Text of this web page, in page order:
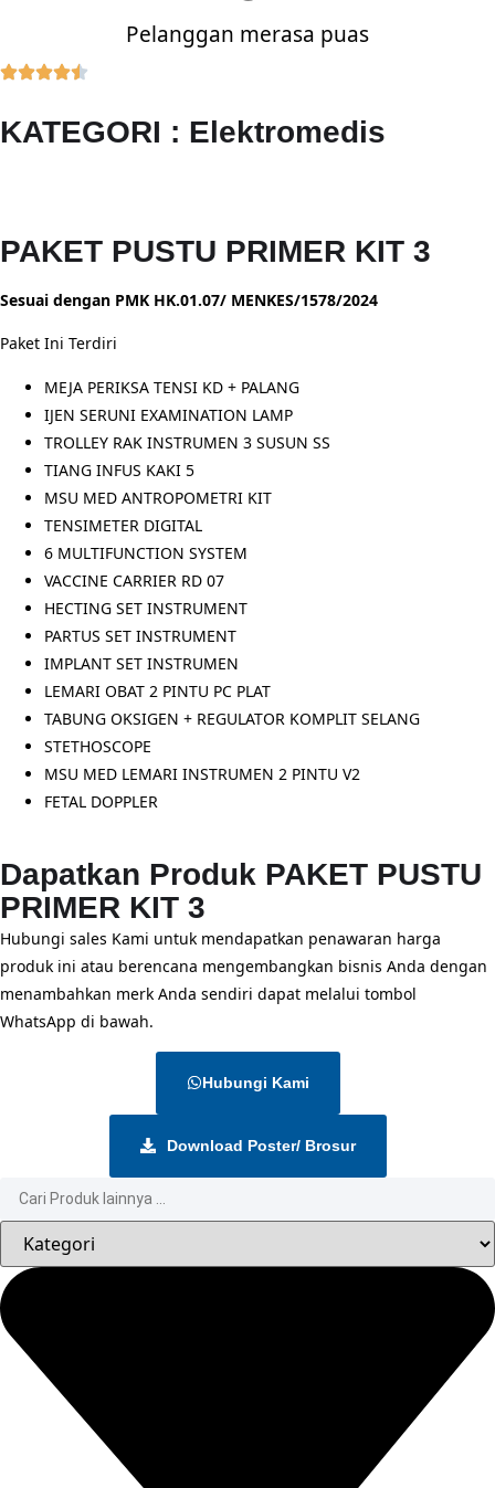
Pelanggan merasa puas
KATEGORI : Elektromedis
PAKET PUSTU PRIMER KIT 3
Sesuai dengan PMK HK.01.07/ MENKES/1578/2024
Paket Ini Terdiri
MEJA PERIKSA TENSI KD + PALANG
IJEN SERUNI EXAMINATION LAMP
TROLLEY RAK INSTRUMEN 3 SUSUN SS
TIANG INFUS KAKI 5
MSU MED ANTROPOMETRI KIT
TENSIMETER DIGITAL
6 MULTIFUNCTION SYSTEM
VACCINE CARRIER RD 07
HECTING SET INSTRUMENT
PARTUS SET INSTRUMENT
IMPLANT SET INSTRUMEN
LEMARI OBAT 2 PINTU PC PLAT
TABUNG OKSIGEN + REGULATOR KOMPLIT SELANG
STETHOSCOPE
MSU MED LEMARI INSTRUMEN 2 PINTU V2
FETAL DOPPLER
Dapatkan Produk PAKET PUSTU
PRIMER KIT 3
Hubungi sales Kami untuk mendapatkan penawaran harga
produk ini atau berencana mengembangkan bisnis Anda dengan
menambahkan merk Anda sendiri dapat melalui tombol
WhatsApp di bawah.
Hubungi Kami
Download Poster/ Brosur